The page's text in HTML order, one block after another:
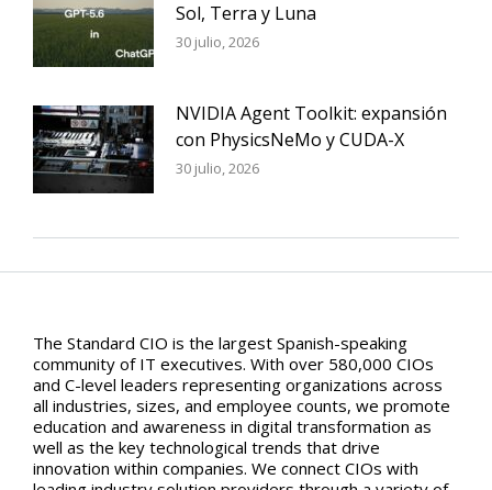
Sol, Terra y Luna
30 julio, 2026
NVIDIA Agent Toolkit: expansión
con PhysicsNeMo y CUDA-X
30 julio, 2026
The Standard CIO is the largest Spanish-speaking
community of IT executives. With over 580,000 CIOs
and C-level leaders representing organizations across
all industries, sizes, and employee counts, we promote
education and awareness in digital transformation as
well as the key technological trends that drive
innovation within companies. We connect CIOs with